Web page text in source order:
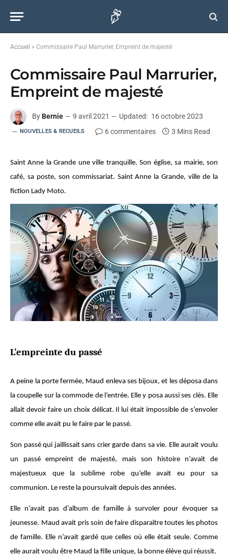
Accueil » Commissaire Paul Marrurier, Empreint de majesté
Commissaire Paul Marrurier,
Empreint de majesté
By Bernie 9 avril 2021 Updated: 16 octobre 2023
NOUVELLES & RECUEILS 6 commentaires 3 Mins Read
Saint Anne la Grande une ville tranquille. Son église, sa mairie, son
café, sa poste, son commissariat. Saint Anne la Grande, ville de la
fiction Lady Moto.
L’empreinte du passé
A peine la porte fermée, Maud enleva ses bijoux, et les déposa dans
la coupelle sur la commode de l’entrée. Elle y posa aussi ses clés. Elle
allait devoir faire un choix délicat. Il lui était impossible de s’envoler
comme elle avait pu le faire par le passé.
Son passé qui jaillissait sans crier garde dans sa vie. Elle aurait voulu
un passé empreint de majesté, mais son histoire n’avait de
majestueux que la sublime robe qu’elle avait eu pour sa
communion. Le reste la poursuivait depuis des années.
Elle n’avait pas d’album de famille à survoler pour évoquer sa
jeunesse. Maud avait pris soin de faire disparaître toutes les photos
de famille. Elle n’avait gardé que celles où elle était seule. Comme
elle aurait voulu être Maud la fille unique, la bonne élève qui réussit.